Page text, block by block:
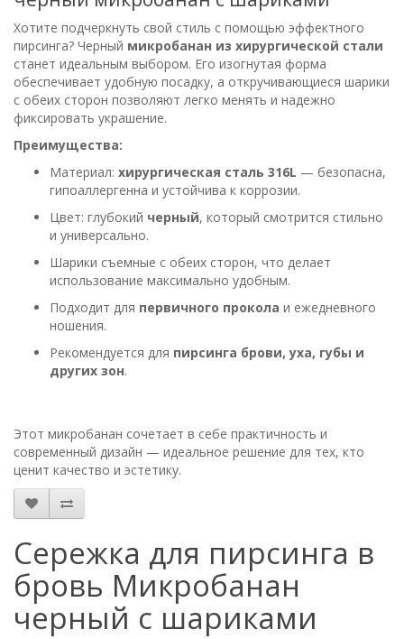
Хотите подчеркнуть свой стиль с помощью эффектного
пирсинга? Черный микробанан из хирургической стали
станет идеальным выбором. Его изогнутая форма
обеспечивает удобную посадку, а откручивающиеся шарики
с обеих сторон позволяют легко менять и надежно
фиксировать украшение.
Преимущества:
Материал: хирургическая сталь 316L — безопасна,
гипоаллергенна и устойчива к коррозии.
Цвет: глубокий черный, который смотрится стильно
и универсально.
Шарики съемные с обеих сторон, что делает
использование максимально удобным.
Подходит для первичного прокола и ежедневного
ношения.
Рекомендуется для пирсинга брови, уха, губы и
других зон.
Этот микробанан сочетает в себе практичность и
современный дизайн — идеальное решение для тех, кто
ценит качество и эстетику.
Сережка для пирсинга в
бровь Микробанан
черный с шариками